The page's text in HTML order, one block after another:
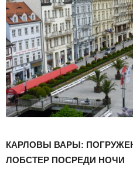
КАРЛОВЫ ВАРЫ:
ЛОБСТЕР ПОСРЕДИ НОЧИ